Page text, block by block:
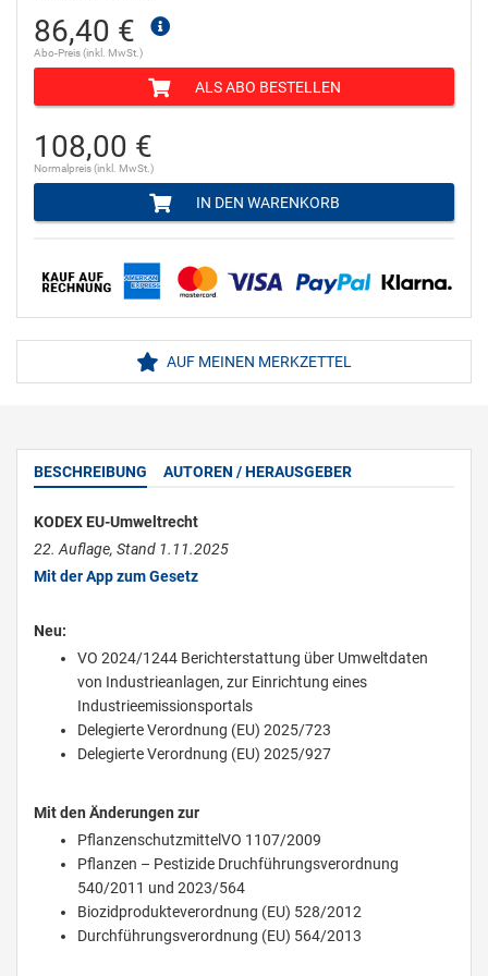
86,40 €
Abo-Preis (inkl. MwSt.)
ALS ABO BESTELLEN
108,00 €
Normalpreis (inkl. MwSt.)
IN DEN WARENKORB
AUF MEINEN MERKZETTEL
BESCHREIBUNG AUTOREN / HERAUSGEBER
KODEX EU-Umweltrecht
22. Auflage, Stand 1.11.2025
Mit der App zum Gesetz
Neu:
VO 2024/1244 Berichterstattung über Umweltdaten
von Industrieanlagen, zur Einrichtung eines
Industrieemissionsportals
Delegierte Verordnung (EU) 2025/723
Delegierte Verordnung (EU) 2025/927
Mit den Änderungen zur
PflanzenschutzmittelVO 1107/2009
Pflanzen – Pestizide Druchführungsverordnung
540/2011 und 2023/564
Biozidprodukteverordnung (EU) 528/2012
Durchführungsverordnung (EU) 564/2013